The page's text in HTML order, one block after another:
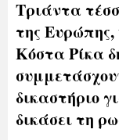
Τριάντα
της
Κόστα Ρίκα
δικαστήριο
δικάσει τη